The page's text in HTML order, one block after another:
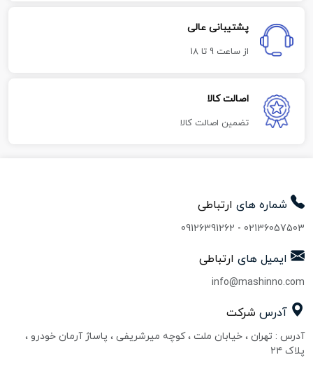
پشتیبانی عالی
از ساعت 9 تا 18
اصالت کالا
تضمین اصالت کالا
شماره های ارتباطی
02136057503
-
09126391262
ایمیل های ارتباطی
info@mashinno.com
آدرس شرکت
آدرس : تهران ، خیابان ملت ، کوچه میرشریفی ، پاساژ آرمان خودرو ،
پلاک ۲۴